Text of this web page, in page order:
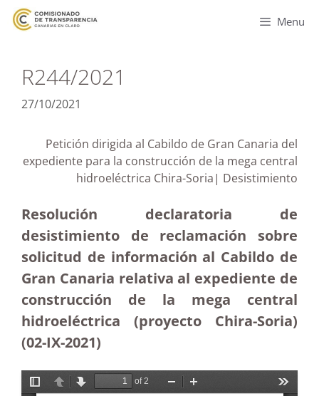
Menu
R244/2021
27/10/2021
Petición dirigida al Cabildo de Gran Canaria del
expediente para la construcción de la mega central
hidroeléctrica Chira-Soria| Desistimiento
Resolución declaratoria de
desistimiento de reclamación sobre
solicitud de información al Cabildo de
Gran Canaria relativa al expediente de
construcción de la mega central
hidroeléctrica (proyecto Chira-Soria)
(02-IX-2021)